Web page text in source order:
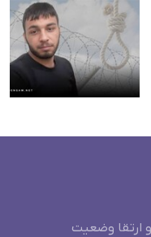
ارتقا وضعیت